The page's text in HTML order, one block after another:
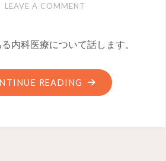
LEAVE A COMMENT
内科医療について話します。
READING